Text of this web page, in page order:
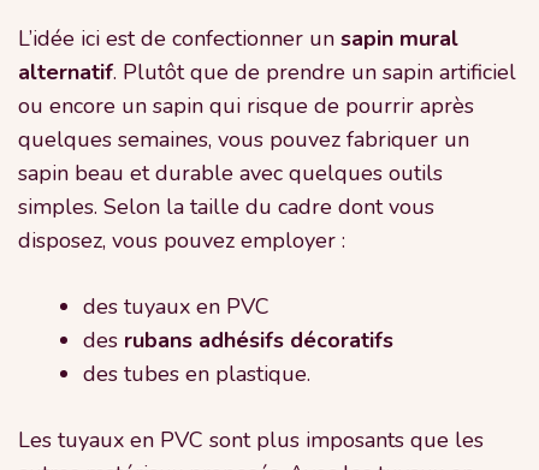
L’idée ici est de confectionner un sapin mural
alternatif. Plutôt que de prendre un sapin artificiel
ou encore un sapin qui risque de pourrir après
quelques semaines, vous pouvez fabriquer un
sapin beau et durable avec quelques outils
simples. Selon la taille du cadre dont vous
disposez, vous pouvez employer :
des tuyaux en PVC
des rubans adhésifs décoratifs
des tubes en plastique.
Les tuyaux en PVC sont plus imposants que les